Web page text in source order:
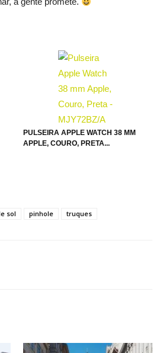
PULSEIRA APPLE WATCH 38 MM
APPLE, COURO, PRETA...
sol pinhole truques